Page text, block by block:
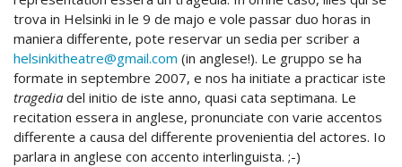
trova in Helsinki in le 9 de majo e vole passar duo horas in
maniera differente, pote reservar un sedia per scriber a
helsinkitheatre@gmail.com (in anglese!). Le gruppo se ha
formate in septembre 2007, e nos ha initiate a practicar iste
tragedia del initio de iste anno, quasi cata septimana. Le
recitation essera in anglese, pronunciate con varie accentos
differente a causa del differente provenientia del actores. Io
parlara in anglese con accento interlinguista. ;-)